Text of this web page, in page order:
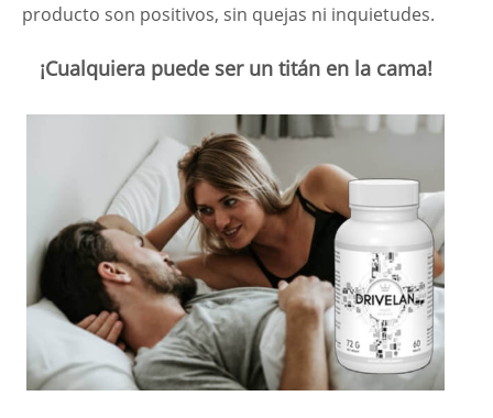
producto son positivos, sin quejas ni inquietudes.
¡Cualquiera puede ser un titán en la cama!